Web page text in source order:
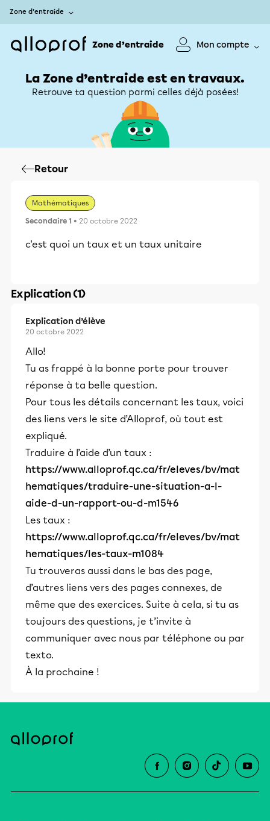
Zone d’entraide
Zone d’entraide Mon compte
La Zone d’entraide est en travaux.
Retrouve ta question parmi celles déjà posées!
Retour
Mathématiques
Secondaire 1 • 20 octobre 2022
c'est quoi un taux et un taux unitaire
Explication (1)
Explication d’élève
20 octobre 2022
Allo!
Tu as frappé à la bonne porte pour trouver
réponse à ta belle question.
Pour tous les détails concernant les taux, voici
des liens vers le site d’Alloprof, où tout est
expliqué.
Traduire à l’aide d’un taux :
https://www.alloprof.qc.ca/fr/eleves/bv/mat
hematiques/traduire-une-situation-a-l-
aide-d-un-rapport-ou-d-m1546
Les taux :
https://www.alloprof.qc.ca/fr/eleves/bv/mat
hematiques/les-taux-m1084
Tu trouveras aussi dans le bas des page,
d’autres liens vers des pages connexes, de
même que des exercices. Suite à cela, si tu as
toujours des questions, je t’invite à
communiquer avec nous par téléphone ou par
texto.
À la prochaine !